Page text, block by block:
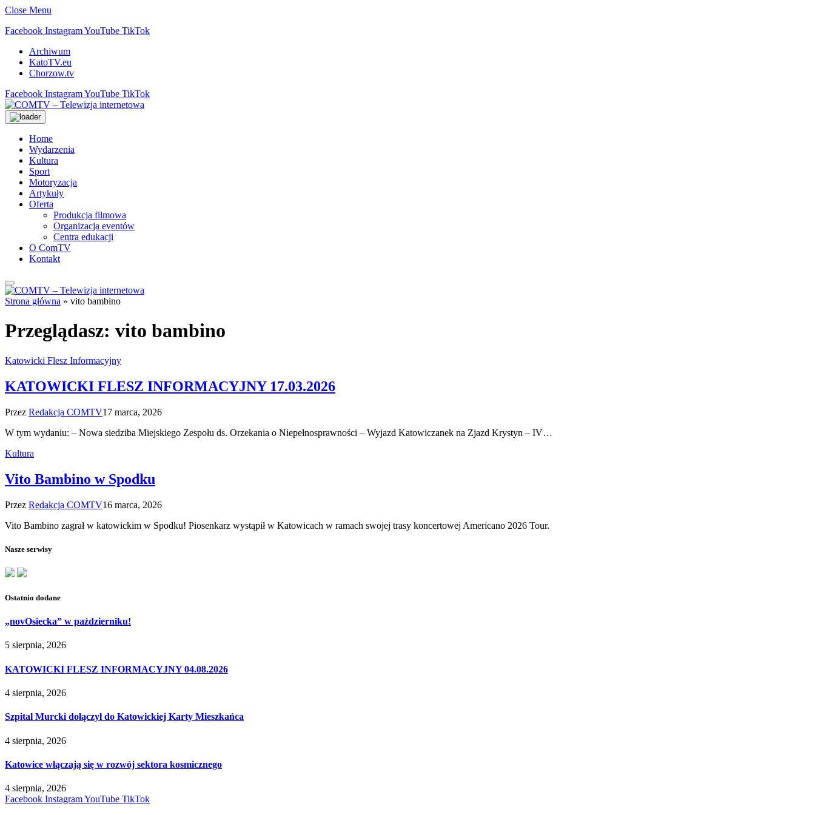
Close Menu
Facebook InstagramYouTube TikTok
Archiwum
KatoTV.eu
Chorzow.tv
Facebook InstagramYouTube TikTok
Home
Wydarzenia
Kultura
Sport
Motoryzacja
Artykuły
Oferta
Produkcja filmowa
Organizacja eventów
Centra edukacji
O ComTV
Kontakt
Strona główna » vito bambino
Przeglądasz: vito bambino
Katowicki Flesz Informacyjny
KATOWICKI FLESZ INFORMACYJNY 17.03.2026
Przez Redakcja COMTV17 marca, 2026
W tym wydaniu: – Nowa siedziba Miejskiego Zespołu ds. Orzekania o Niepełnosprawności – Wyjazd Katowiczanek na Zjazd Krystyn – IV…
Kultura
Vito Bambino w Spodku
Przez Redakcja COMTV16 marca, 2026
Vito Bambino zagrał w katowickim w Spodku! Piosenkarz wystąpił w Katowicach w ramach swojej trasy koncertowej Americano 2026 Tour.
Nasze serwisy
Ostatnio dodane
„novOsiecka” w październiku!
5 sierpnia, 2026
KATOWICKI FLESZ INFORMACYJNY 04.08.2026
4 sierpnia, 2026
Szpital Murcki dołączył do Katowickiej Karty Mieszkańca
4 sierpnia, 2026
Katowice włączają się w rozwój sektora kosmicznego
4 sierpnia, 2026
Facebook InstagramYouTube TikTok